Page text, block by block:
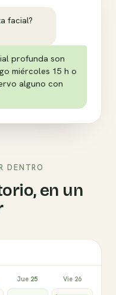
facial?
profunda son
miércoles 15 h o
alguno con
DENTRO
en un
Jue 25 Vie 26